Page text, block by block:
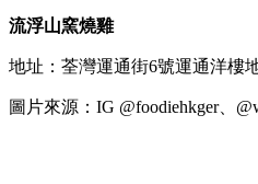
流浮山窯燒雞
地址：荃灣運通街6號運通洋樓
圖片來源：IG @foodiehkger、